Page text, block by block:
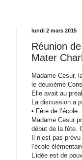
lundi 2 mars 2015
Réunion
Mater
Madame Cesur,
le deuxième
Elle avait au
La discussion a
• Fête de
Madame Cesur
début de la fête.
Il n’est pas
l’école
L’idée est de